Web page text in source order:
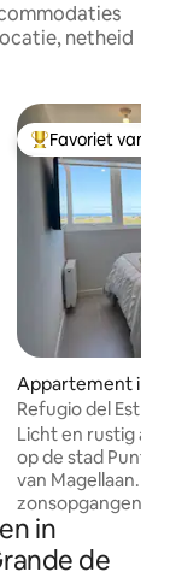
netheid
beoordeling van
Topfavoriet van
Favoriet van
Appartement in
Refugio del
stad en warmte
Licht en rustig
op de stad Punta
van Magellaan.
zonsopgangen in
met een eigen
centrale
slaapkamer met
in
de